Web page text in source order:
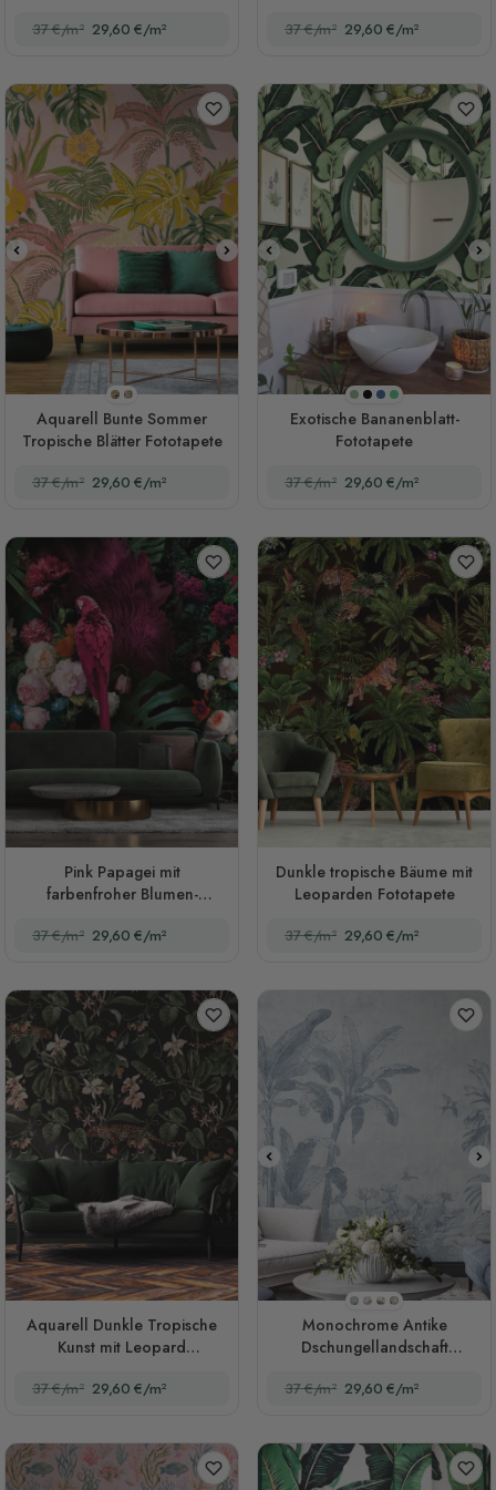
37 €/m² 29,60 €/m² 37 €/m² 29,60 €/m²
Stil 1
Stil 2
Aquarell Bunte Sommer
Tropische Blätter Fototapete
37 €/m² 29,60 €/m²
Olivgrün
Schwarz
Dunkelblau
Grün
Exotische Bananenblatt-
Fototapete
37 €/m² 29,60 €/m²
Pink Papagei mit
farbenfroher Blumen-
37 €/m² 29,60 €/m²
Dunkle tropische Bäume mit
Leoparden Fototapete
37 €/m² 29,60 €/m²
Aquarell Dunkle Tropische
Kunst mit Leopard
37 €/m² 29,60 €/m²
Stil 1
Stil 2
Stil 3
Stil 4
Monochrome Antike
Dschungellandschaft
37 €/m² 29,60 €/m²